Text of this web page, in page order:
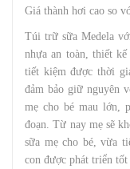
Giá thành hơi cao so
Túi trữ sữa Medela
nhựa an toàn, thiết
tiết kiệm được thời
đảm bảo giữ nguyên
mẹ cho bé mau lớn,
đoạn. Từ nay mẹ sẽ
sữa mẹ cho bé, vừa
con được phát triển tốt